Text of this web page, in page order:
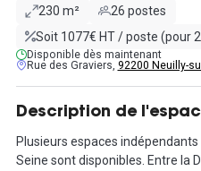
230 m²
26 postes
Soit 1077€ HT / poste (pour
Disponible dès maintenant
Rue des Graviers, 92200 Neuilly-
Description de
Plusieurs espaces
Seine sont disponibles. Entre la